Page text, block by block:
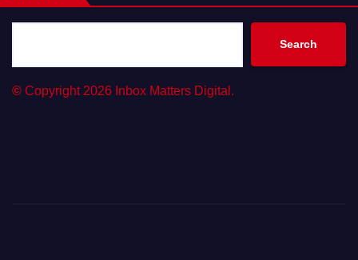
Search
© Copyright 2026 Inbox Matters Digital.